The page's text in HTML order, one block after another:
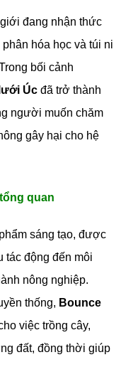
đang nhận thức
hóa học và túi ni
bối cảnh
Úc đã trở thành
người muốn chăm
gây hại cho hệ
quan
sáng tạo, được
tác động đến môi
nông nghiệp.
thống, Bounce
việc trồng cây,
đất, đồng thời giúp